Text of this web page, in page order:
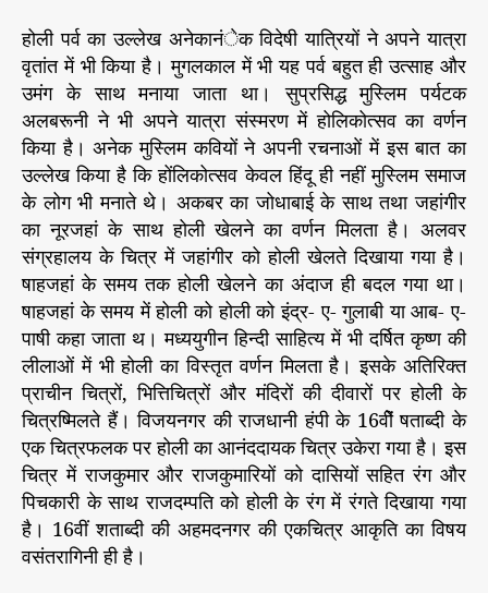
होली पर्व का उल्लेख अनेकानंेक विदेषी यात्रियों ने अपने यात्रा
वृतांत में भी किया है। मुगलकाल में भी यह पर्व बहुत ही उत्साह और
उमंग के साथ मनाया जाता था। सुप्रसिद्ध मुस्लिम पर्यटक
अलबरूनी ने भी अपने यात्रा संस्मरण में होलिकोत्सव का वर्णन
किया है। अनेक मुस्लिम कवियों ने अपनी रचनाओं में इस बात का
उल्लेख किया है कि होंलिकोत्सव केवल हिंदू ही नहीं मुस्लिम समाज
के लोग भी मनाते थे। अकबर का जोधाबाई के साथ तथा जहांगीर
का नूरजहां के साथ होली खेलने का वर्णन मिलता है। अलवर
संग्रहालय के चित्र में जहांगीर को होली खेलते दिखाया गया है।
षाहजहां के समय तक होली खेलने का अंदाज ही बदल गया था।
षाहजहां के समय में होली को होली को इंद्र- ए- गुलाबी या आब- ए-
पाषी कहा जाता थ। मध्ययुगीन हिन्दी साहित्य में भी दर्षित कृष्ण की
लीलाओं में भी होली का विस्तृत वर्णन मिलता है। इसके अतिरिक्त
प्राचीन चित्रों, भित्तिचित्रों और मंदिरों की दीवारों पर होली के
चित्रष्मिलते हैं। विजयनगर की राजधानी हंपी के 16वीें षताब्दी के
एक चित्रफलक पर होली का आनंददायक चित्र उकेरा गया है। इस
चित्र में राजकुमार और राजकुमारियों को दासियों सहित रंग और
पिचकारी के साथ राजदम्पति को होली के रंग में रंगते दिखाया गया
है। 16वीं शताब्दी की अहमदनगर की एकचित्र आकृति का विषय
वसंतरागिनी ही है।